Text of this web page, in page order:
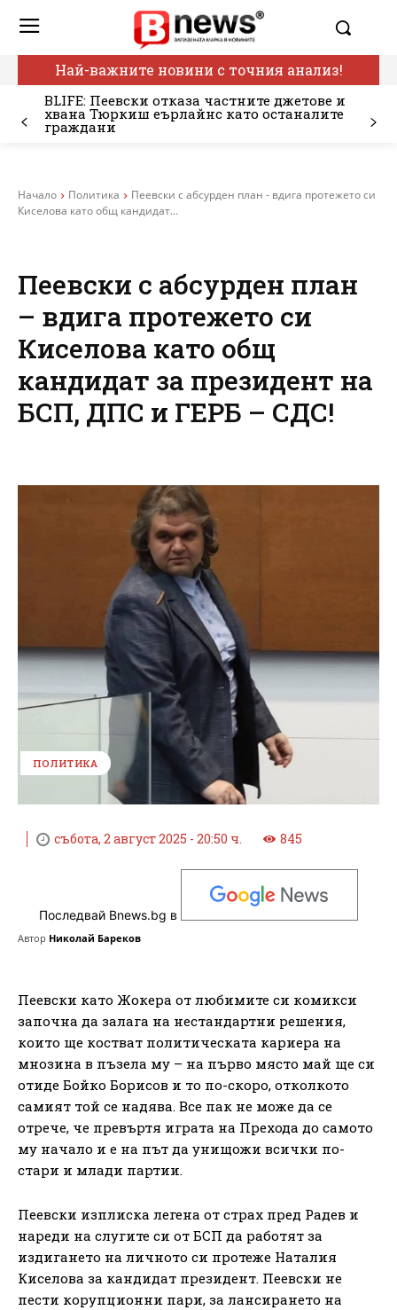
Най-важните новини с точния анализ!
BLIFE: Пеевски отказа частните джетове и
хвана Тюркиш еърлайнс като останалите
граждани
Начало Политика
Пеевски с абсурден план - вдига протежето си
Киселова като общ кандидат...
Пеевски с абсурден план
– вдига протежето си
Киселова като общ
кандидат за президент на
БСП, ДПС и ГЕРБ – СДС!
ПОЛИТИКА
събота, 2 август 2025 - 20:50 ч. 845
Последвай Bnews.bg в
Автор Николай Бареков
Пеевски като Жокера от любимите си комикси
започна да залага на нестандартни решения,
които ще костват политическата кариера на
мнозина в пъзела му – на първо място май ще си
отиде Бойко Борисов и то по-скоро, отколкото
самият той се надява. Все пак не може да се
отрече, че превъртя играта на Прехода до самото
му начало и е на път да унищожи всички по-
стари и млади партии.
Пеевски изплиска легена от страх пред Радев и
нареди на слугите си от БСП да работят за
издигането на личното си протеже Наталия
Киселова за кандидат президент. Пеевски не
пести корупционни пари, за лансирането на